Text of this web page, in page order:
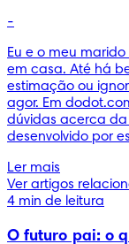
-
Eu e o meu
em casa. Até há
estimação ou
agor. Em
dúvidas acerca
desenvolvido por
Ler mais
Ver artigos
4 min de leitura
O futuro pai: o